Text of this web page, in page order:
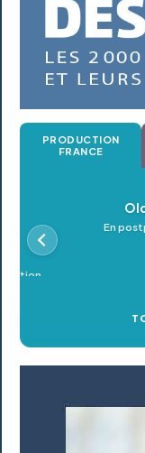
PRODUCTION
FRANCE
En